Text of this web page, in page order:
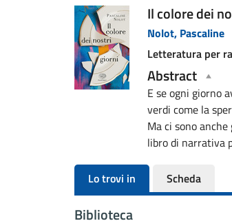
Dettaglio
del
documento
Il colore dei
Nolot, Pascaline
Letteratura per
Abstract
E se ogni giorno
verdi come la
Ma ci sono
libro di narrativa
Lo trovi in Scheda
Biblioteca